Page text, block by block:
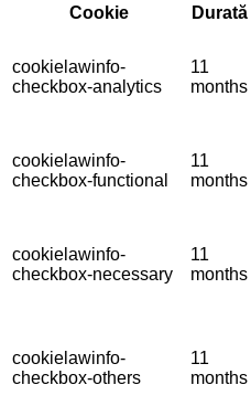
Cookie
Durată
cookielawinfo-
checkbox-analytics
11
months
cookielawinfo-
checkbox-functional
11
months
cookielawinfo-
checkbox-necessary
11
months
cookielawinfo-
checkbox-others
11
months